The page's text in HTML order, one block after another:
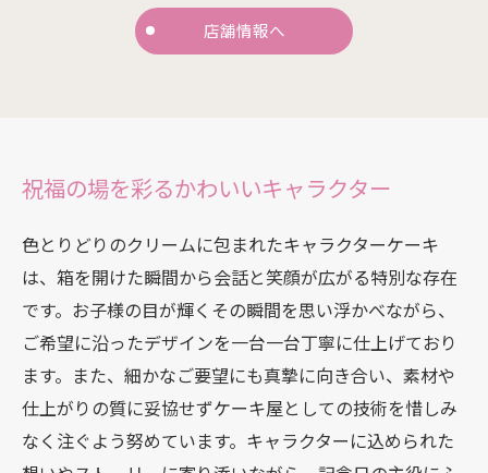
店舗情報へ
祝福の場を彩るかわいいキャラクター
色とりどりのクリームに包まれたキャラクターケーキ
は、箱を開けた瞬間から会話と笑顔が広がる特別な存在
です。お子様の目が輝くその瞬間を思い浮かべながら、
ご希望に沿ったデザインを一台一台丁寧に仕上げており
ます。また、細かなご要望にも真摯に向き合い、素材や
仕上がりの質に妥協せずケーキ屋としての技術を惜しみ
なく注ぐよう努めています。キャラクターに込められた